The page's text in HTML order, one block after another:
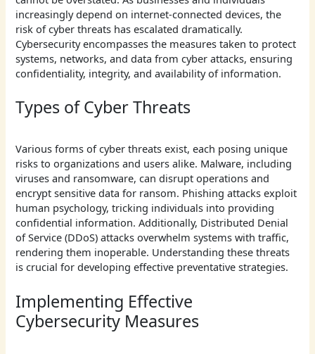
increasingly depend on internet-connected devices, the
risk of cyber threats has escalated dramatically.
Cybersecurity encompasses the measures taken to protect
systems, networks, and data from cyber attacks, ensuring
confidentiality, integrity, and availability of information.
Types of Cyber Threats
Various forms of cyber threats exist, each posing unique
risks to organizations and users alike. Malware, including
viruses and ransomware, can disrupt operations and
encrypt sensitive data for ransom. Phishing attacks exploit
human psychology, tricking individuals into providing
confidential information. Additionally, Distributed Denial
of Service (DDoS) attacks overwhelm systems with traffic,
rendering them inoperable. Understanding these threats
is crucial for developing effective preventative strategies.
Implementing Effective
Cybersecurity Measures